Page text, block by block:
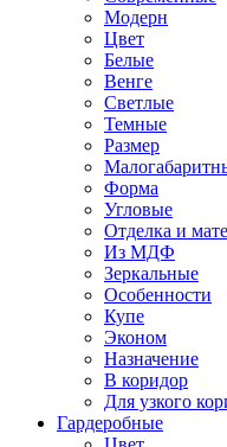
Модерн
Цвет
Белые
Венге
Светлые
Темные
Размер
Форма
Угловые
Отделка и
Из МДФ
Зеркальные
Особенности
Купе
Эконом
Назначение
В коридор
Для узкого
Гардеробные